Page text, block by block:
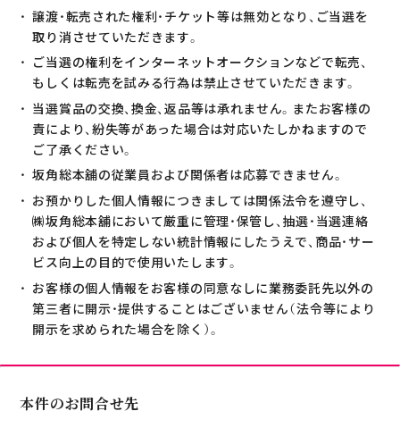
譲渡・転売された権利・チケット等は無効となり、ご当選を
取り消させていただきます。
ご当選の権利をインターネットオークションなどで転売、
もしくは転売を試みる行為は禁止させていただきます。
当選賞品の交換、換金、返品等は承れません。またお客様の
責により、紛失等があった場合は対応いたしかねますので
ご了承ください。
坂角総本舖の従業員および関係者は応募できません。
お預かりした個人情報につきましては関係法令を遵守し、
㈱坂角総本舖において厳重に管理・保管し、抽選・当選連絡
および個人を特定しない統計情報にしたうえで、商品・サー
ビス向上の目的で使用いたします。
お客様の個人情報をお客様の同意なしに業務委託先以外の
第三者に開示・提供することはございません（法令等により
開示を求められた場合を除く）。
本件のお問合せ先